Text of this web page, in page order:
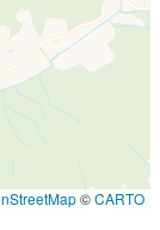
©CARTO